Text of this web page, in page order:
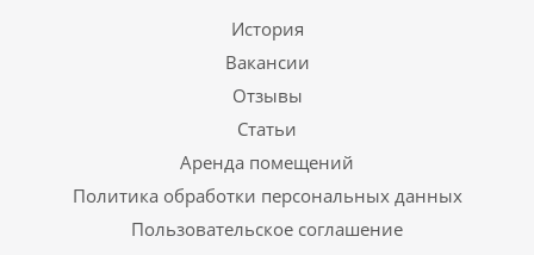
История
Вакансии
Отзывы
Статьи
Аренда помещений
Политика обработки персональных данных
Пользовательское соглашение